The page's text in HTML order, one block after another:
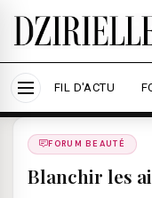
Nous utilisons
expérience et
FIL D'ACTU
Forums
FORUM BEAUTÉ
Blanchir les